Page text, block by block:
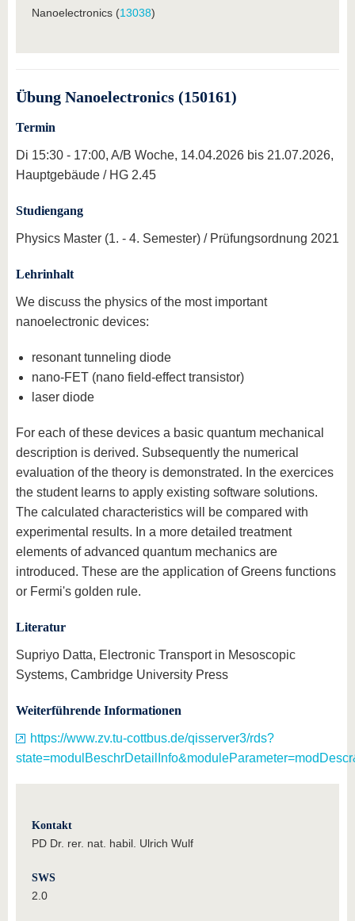
Nanoelectronics (13038)
Übung Nanoelectronics (150161)
Termin
Di 15:30 - 17:00, A/B Woche, 14.04.2026 bis 21.07.2026,
Hauptgebäude / HG 2.45
Studiengang
Physics Master (1. - 4. Semester) / Prüfungsordnung 2021
Lehrinhalt
We discuss the physics of the most important
nanoelectronic devices:
resonant tunneling diode
nano-FET (nano field-effect transistor)
laser diode
For each of these devices a basic quantum mechanical
description is derived. Subsequently the numerical
evaluation of the theory is demonstrated. In the exercices
the student learns to apply existing software solutions.
The calculated characteristics will be compared with
experimental results. In a more detailed treatment
elements of advanced quantum mechanics are
introduced. These are the application of Greens functions
or Fermi's golden rule.
Literatur
Supriyo Datta, Electronic Transport in Mesoscopic
Systems, Cambridge University Press
Weiterführende Informationen
https://www.zv.tu-cottbus.de/qisserver3/rds?
Kontakt
PD Dr. rer. nat. habil. Ulrich Wulf
SWS
2.0